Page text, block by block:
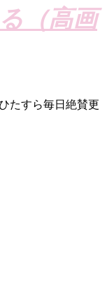
（高画
たすら毎日絶賛更